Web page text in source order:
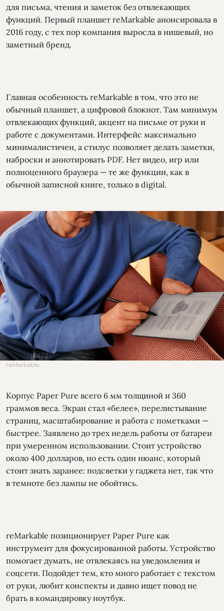
для письма, чтения и заметок без отвлекающих
функций. Первый планшет reMarkable анонсировала в
2016 году, с тех пор компания выросла в нишевый, но
заметный бренд.
Главная особенность reMarkable в том, что это не
обычный планшет, а цифровой блокнот. Там минимум
отвлекающих функций, акцент на письме от руки и
работе с документами. Интерфейс максимально
минималистичен, а стилус позволяет делать заметки,
наброски и аннотировать PDF. Нет видео, игр или
полноценного браузера — те же функции, как в
обычной записной книге, только в digital.
reMarkable
Корпус Paper Pure всего 6 мм толщиной и 360
граммов веса. Экран стал «белее», перелистывание
страниц, масштабирование и работа с пометками —
быстрее. Заявлено до трех недель работы от батареи
при умеренном использовании. Стоит устройство
около 400 долларов, но есть один нюанс, который
стоит знать заранее: подсветки у гаджета нет, так что
в темноте без лампы не обойтись.
reMarkable позиционирует Paper Pure как
инструмент для фокусированной работы. Устройство
помогает думать, не отвлекаясь на уведомления и
соцсети. Подойдет тем, кто много работает с текстом
от руки, любит конспекты и давно ищет повод не
брать в командировку ноутбук.